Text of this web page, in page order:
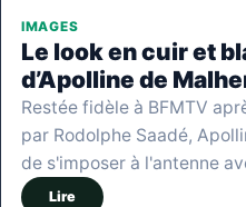
IMAGES
Le look en cuir et
d’Apolline de
Restée fidèle à BFMTV
par Rodolphe Saadé,
de s'imposer à l'antenne
Lire